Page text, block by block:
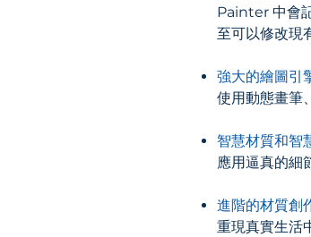
Painter 中會
至可以修改現
強大的繪圖引
使用動態畫筆
智慧材質和智
應用逼真的細
進階的材質創
重現真實生活